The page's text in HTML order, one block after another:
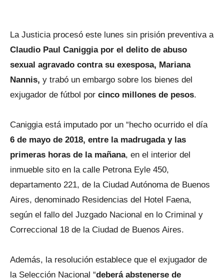
La Justicia procesó este lunes sin prisión preventiva a
Claudio Paul Caniggia por el delito de abuso
sexual agravado contra su exesposa, Mariana
Nannis, y trabó un embargo sobre los bienes del
exjugador de fútbol por cinco millones de pesos.
Caniggia está imputado por un “hecho ocurrido el día
6 de mayo de 2018, entre la madrugada y las
primeras horas de la mañana, en el interior del
inmueble sito en la calle Petrona Eyle 450,
departamento 221, de la Ciudad Autónoma de Buenos
Aires, denominado Residencias del Hotel Faena,
según el fallo del Juzgado Nacional en lo Criminal y
Correccional 18 de la Ciudad de Buenos Aires.
Además, la resolución establece que el exjugador de
la Selección Nacional “deberá abstenerse de